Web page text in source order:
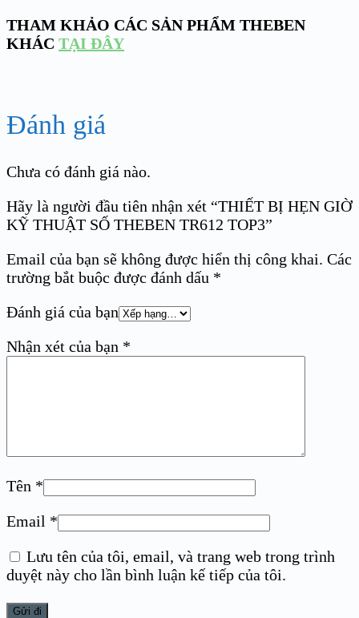
THAM KHẢO CÁC SẢN PHẨM THEBEN
KHÁC TẠI ĐÂY
Đánh giá
Chưa có đánh giá nào.
Hãy là người đầu tiên nhận xét “THIẾT BỊ HẸN GIỜ
KỸ THUẬT SỐ THEBEN TR612 TOP3”
Email của bạn sẽ không được hiển thị công khai. Các
trường bắt buộc được đánh dấu *
Đánh giá của bạn
Nhận xét của bạn *
Tên *
Email *
Lưu tên của tôi, email, và trang web trong trình
duyệt này cho lần bình luận kế tiếp của tôi.